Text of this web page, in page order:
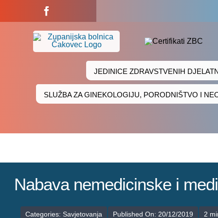
JEDINICE ZDRAVSTVENIH
SLUŽBA ZA GINEKOLOGIJU, PORODNIŠTVO I
Nabava nemedicinske i
Categories: Savjetovanja Published On: 20/12/2019 2